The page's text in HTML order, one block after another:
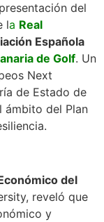
del
la Real
Española
de Golf. Un
Next
de Estado de
ámbito del Plan
del
reveló que
y